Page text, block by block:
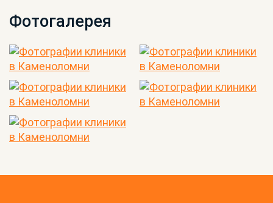
Фотогалерея